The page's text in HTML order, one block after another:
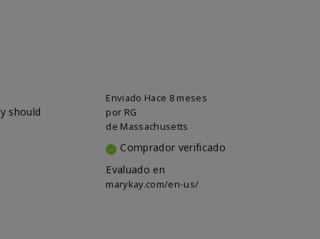
Enviado Hace 8 meses
por RG
de Massachusetts
Comprador verificado
Evaluado en
marykay.com/en-us/
should